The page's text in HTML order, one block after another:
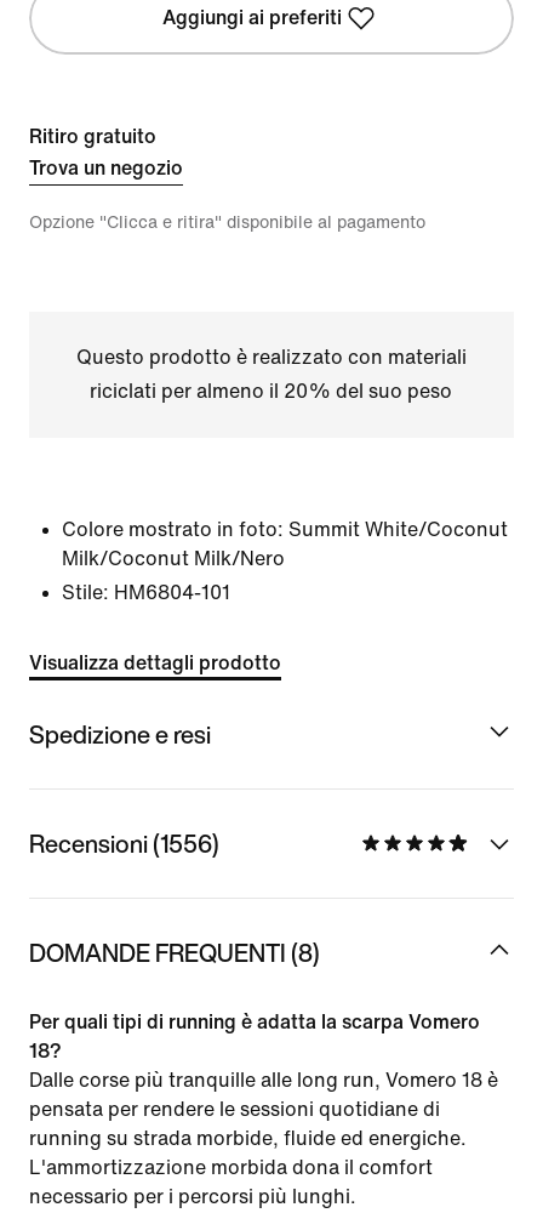
Aggiungi ai preferiti
Ritiro gratuito
Trova un negozio
Opzione "Clicca e ritira" disponibile al pagamento
Questo prodotto è realizzato con materiali
riciclati per almeno il 20% del suo peso
Colore mostrato in foto: Summit White/Coconut
Milk/Coconut Milk/Nero
Stile: HM6804-101
Visualizza dettagli prodotto
Spedizione e resi
Recensioni (1556)
DOMANDE FREQUENTI (8)
Per quali tipi di running è adatta la scarpa Vomero
18?
Dalle corse più tranquille alle long run, Vomero 18 è
pensata per rendere le sessioni quotidiane di
running su strada morbide, fluide ed energiche.
L'ammortizzazione morbida dona il comfort
necessario per i percorsi più lunghi.